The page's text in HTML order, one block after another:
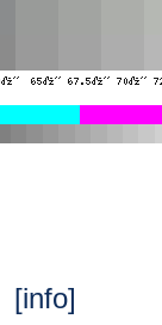
[info]